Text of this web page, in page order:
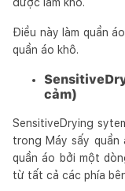
Điều này làm quần
quần áo khô.
cảm)
SensitiveDrying
trong Máy sấy quần
quần áo bởi một
từ tất cả các phía